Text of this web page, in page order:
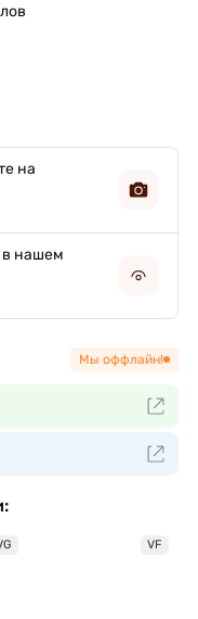
на
в нашем
Мы оффлайн!
VF